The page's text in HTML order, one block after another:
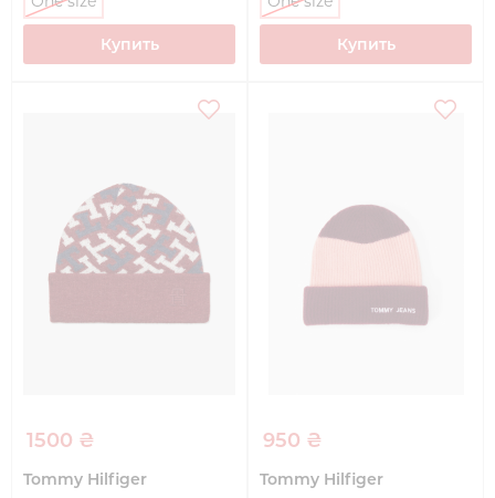
Купить Купить
1500 ₴
Tommy Hilfiger
950 ₴
Tommy Hilfiger